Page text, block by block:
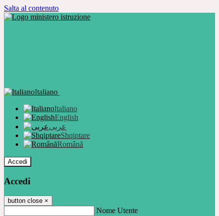
Salta al contenuto
Italiano
Italiano
English
عربى
Shqiptare
Română
Accedi
Accedi
button close ×
Nome Utente